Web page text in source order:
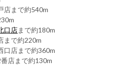
店まで約540m
口店まで約180m
まで約220m
口店まで約360m
店まで約130m